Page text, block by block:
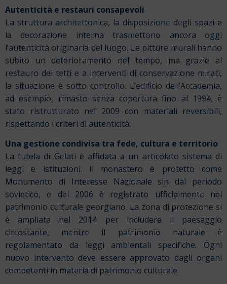
Autenticità e restauri consapevoli
La struttura architettonica, la disposizione degli spazi e
la decorazione interna trasmettono ancora oggi
l’autenticità originaria del luogo. Le pitture murali hanno
subito un deterioramento nel tempo, ma grazie al
restauro dei tetti e a interventi di conservazione mirati,
la situazione è sotto controllo. L’edificio dell’Accademia,
ad esempio, rimasto senza copertura fino al 1994, è
stato ristrutturato nel 2009 con materiali reversibili,
rispettando i criteri di autenticità.
Una gestione condivisa tra fede, cultura e territorio
La tutela di Gelati è affidata a un articolato sistema di
leggi e istituzioni. Il monastero è protetto come
Monumento di Interesse Nazionale sin dal periodo
sovietico, e dal 2006 è registrato ufficialmente nel
patrimonio culturale georgiano. La zona di protezione si
è ampliata nel 2014 per includere il paesaggio
circostante, mentre il patrimonio naturale è
regolamentato da leggi ambientali specifiche. Ogni
nuovo intervento deve essere approvato dagli organi
competenti in materia di patrimonio culturale.